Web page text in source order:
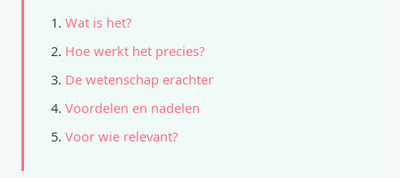
Wat is het?
Hoe werkt het precies?
De wetenschap erachter
Voordelen en nadelen
Voor wie relevant?